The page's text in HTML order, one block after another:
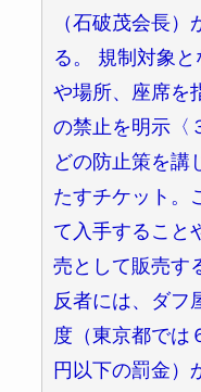
（石破茂会長
る。 規制対象
や場所、座席を
の禁止を明示〈
どの防止策を
たすチケット。
て入手すること
売として販売す
反者には、ダフ
度（東京都では
円以下の罰金）